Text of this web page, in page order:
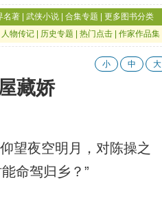
名著 武侠小说 合集专题
更多图书分类
人物传记 历史专题 热门点击 作家作品集
小 中 大
藏娇
望夜空明月，对陈操之
命驾归乡？”